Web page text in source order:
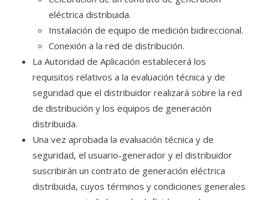
eléctrica distribuida.
Instalación de equipo de medición bidireccional.
Conexión a la red de distribución.
La Autoridad de Aplicación establecerá los
requisitos relativos a la evaluación técnica y de
seguridad que el distribuidor realizará sobre la red
de distribución y los equipos de generación
distribuida.
Una vez aprobada la evaluación técnica y de
seguridad, el usuario-generador y el distribuidor
suscribirán un contrato de generación eléctrica
distribuida, cuyos términos y condiciones generales